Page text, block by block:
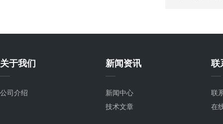
关于我们
公司介绍
新闻资讯
新闻中心
技术文章
联
联
在